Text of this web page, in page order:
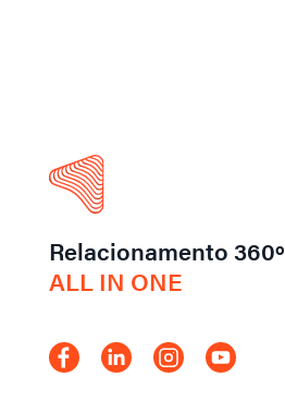
Relacionamento 360º
ALL IN ONE